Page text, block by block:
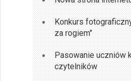
Konkurs
za rogiem"
Pasowanie uczniów
czytelników